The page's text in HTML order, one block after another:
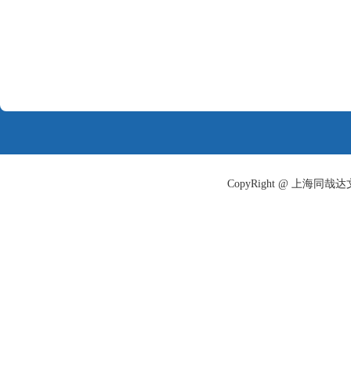
CopyRight @ 上海同哉